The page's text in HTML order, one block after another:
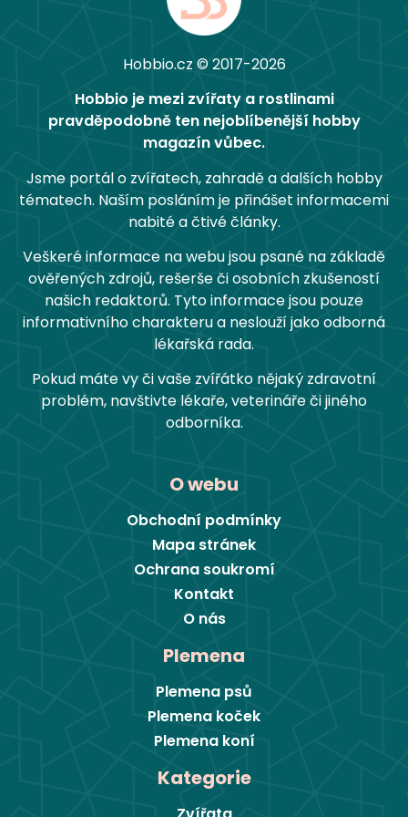
Hobbio.cz © 2017-2026
Hobbio je mezi zvířaty a rostlinami
pravděpodobně ten nejoblíbenější hobby
magazín vůbec.
Jsme portál o zvířatech, zahradě a dalších hobby
tématech. Naším posláním je přinášet informacemi
nabité a čtivé články.
Veškeré informace na webu jsou psané na základě
ověřených zdrojů, rešerše či osobních zkušeností
našich redaktorů. Tyto informace jsou pouze
informativního charakteru a neslouží jako odborná
lékařská rada.
Pokud máte vy či vaše zvířátko nějaký zdravotní
problém, navštivte lékaře, veterináře či jiného
odborníka.
O webu
Obchodní podmínky
Mapa stránek
Ochrana soukromí
Kontakt
O nás
Plemena
Plemena psů
Plemena koček
Plemena koní
Kategorie